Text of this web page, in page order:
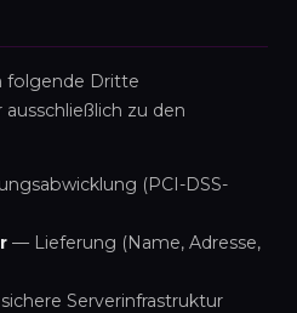
folgende Dritte
zu den
(PCI-DSS-
— Lieferung (Name, Adresse,
Serverinfrastruktur